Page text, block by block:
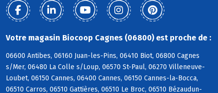
Votre magasin Biocoop Cagnes (06800) est proche de :
06600 Antibes, 06160 Juan-les-Pins, 06410 Biot, 06800 Cagnes
s/Mer, 06480 La Colle s/Loup, 06570 St-Paul, 06270 Villeneuve-
Loubet, 06150 Cannes, 06400 Cannes, 06150 Cannes-la-Bocca,
06510 Carros, 06510 Gattières, 06510 Le Broc, 06510 Bézaudun-